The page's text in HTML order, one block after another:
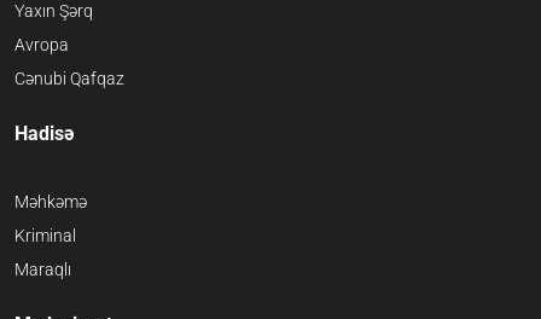
Yaxın Şərq
Avropa
Cənubi Qafqaz
Hadisə
Məhkəmə
Kriminal
Maraqlı